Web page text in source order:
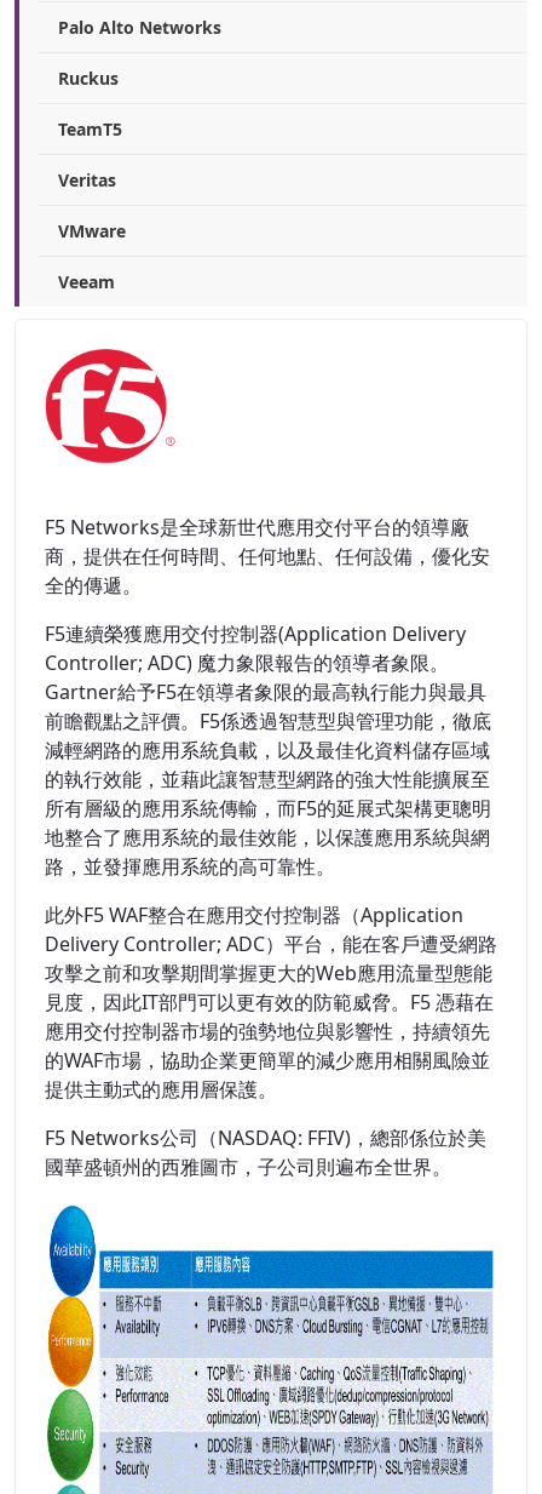
Palo Alto Networks
Ruckus
TeamT5
Veritas
VMware
Veeam
F5 Networks是全球新世代應用交付平台的領導廠
商，提供在任何時間、任何地點、任何設備，優化安
全的傳遞。
F5連續榮獲應用交付控制器(Application Delivery
Controller; ADC) 魔力象限報告的領導者象限。
Gartner給予F5在領導者象限的最高執行能力與最具
前瞻觀點之評價。F5係透過智慧型與管理功能，徹底
減輕網路的應用系統負載，以及最佳化資料儲存區域
的執行效能，並藉此讓智慧型網路的強大性能擴展至
所有層級的應用系統傳輸，而F5的延展式架構更聰明
地整合了應用系統的最佳效能，以保護應用系統與網
路，並發揮應用系統的高可靠性。
此外F5 WAF整合在應用交付控制器（Application
Delivery Controller; ADC）平台，能在客戶遭受網路
攻擊之前和攻擊期間掌握更大的Web應用流量型態能
見度，因此IT部門可以更有效的防範威脅。F5 憑藉在
應用交付控制器市場的強勢地位與影響性，持續領先
的WAF市場，協助企業更簡單的減少應用相關風險並
提供主動式的應用層保護。
F5 Networks公司（NASDAQ: FFIV)，總部係位於美
國華盛頓州的西雅圖市，子公司則遍布全世界。